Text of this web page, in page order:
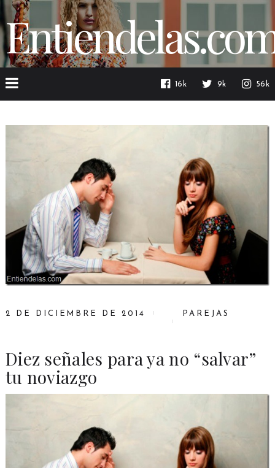
16k 9k 56k
2 DE DICIEMBRE DE 2014 PAREJAS
Diez señales para ya no “salvar”
tu noviazgo